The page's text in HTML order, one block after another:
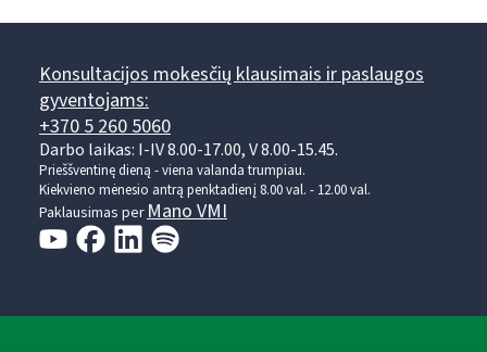
Konsultacijos mokesčių klausimais ir paslaugos
gyventojams:
+370 5 260 5060
Darbo laikas: I-IV 8.00-17.00, V 8.00-15.45.
Prieššventinę dieną - viena valanda trumpiau.
Kiekvieno mėnesio antrą penktadienį 8.00 val. - 12.00 val.
Paklausimas perMano VMI